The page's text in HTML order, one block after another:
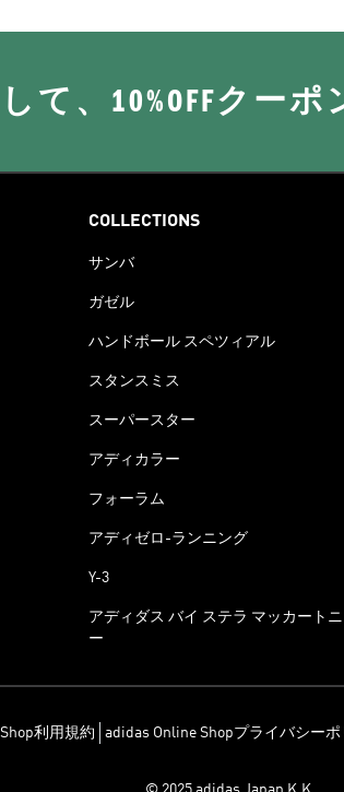
して、10%OFFクー
COLLECTIONS
サンバ
ガゼル
ハンドボール スペツィアル
スタンスミス
スーパースター
アディカラー
フォーラム
アディゼロ-ランニング
Y-3
アディダス バイ ステラ マッカートニ
ー
利用規約 adidas Online Shopプライバシーポ